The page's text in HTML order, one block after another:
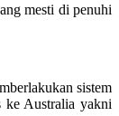
mesti di penuhi
sistem
ke Australia yakni